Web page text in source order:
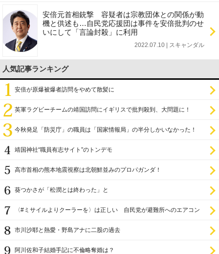
安倍元首相銃撃 容疑者は宗教団体との関係が動
機と供述も…自民党応援団は事件を安倍批判のせ
いにして「言論封殺」に利用
2022.07.10 | スキャンダル
人気記事ランキング
安倍が原爆被爆者訪問をやめて散髪に
英軍ラグビーチームの靖国訪問にイギリスで批判殺到、大問題に！
今秋発足「防災庁」の職員は「国家情報局」の半分しかいなかった！
靖国神社“職員有志サイト”のトンデモ
高市首相の熊本地震視察は北朝鮮並みのプロパガンダ！
葵つかさが「松潤とは終わった」と
〈#ミサイルよりクーラーを〉は正しい 自民党が避難所へのエアコン
市川沙耶と熱愛・野島アナに二股の過去
阿川佐和子結婚手記に不倫略奪婚は？